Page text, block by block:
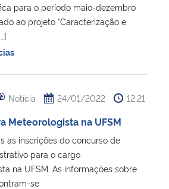
para o período maio-dezembro
ao projeto “Caracterização e
Notícia 24/01/2022 12:21
Meteorologista na UFSM
as inscrições do concurso de
para o cargo
na UFSM. As informações sobre
se